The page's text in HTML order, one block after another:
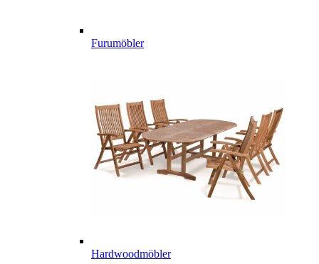
Furumöbler
Hardwoodmöbler